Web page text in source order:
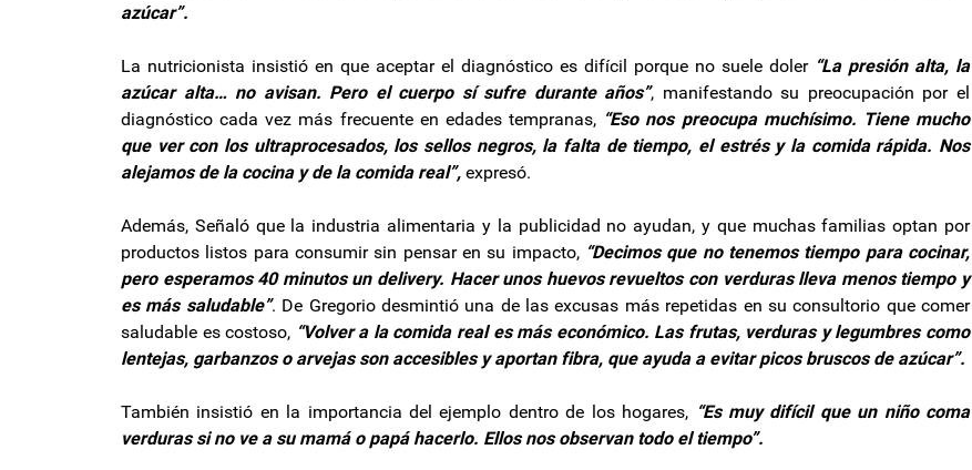
azúcar”.
La nutricionista insistió en que aceptar el diagnóstico es difícil porque no suele doler “La presión alta, la
azúcar alta… no avisan. Pero el cuerpo sí sufre durante años”, manifestando su preocupación por el
diagnóstico cada vez más frecuente en edades tempranas, “Eso nos preocupa muchísimo. Tiene mucho
que ver con los ultraprocesados, los sellos negros, la falta de tiempo, el estrés y la comida rápida. Nos
alejamos de la cocina y de la comida real”, expresó.
Además, Señaló que la industria alimentaria y la publicidad no ayudan, y que muchas familias optan por
productos listos para consumir sin pensar en su impacto, “Decimos que no tenemos tiempo para cocinar,
pero esperamos 40 minutos un delivery. Hacer unos huevos revueltos con verduras lleva menos tiempo y
es más saludable”. De Gregorio desmintió una de las excusas más repetidas en su consultorio que comer
saludable es costoso, “Volver a la comida real es más económico. Las frutas, verduras y legumbres como
lentejas, garbanzos o arvejas son accesibles y aportan fibra, que ayuda a evitar picos bruscos de azúcar”.
También insistió en la importancia del ejemplo dentro de los hogares, “Es muy difícil que un niño coma
verduras si no ve a su mamá o papá hacerlo. Ellos nos observan todo el tiempo”.